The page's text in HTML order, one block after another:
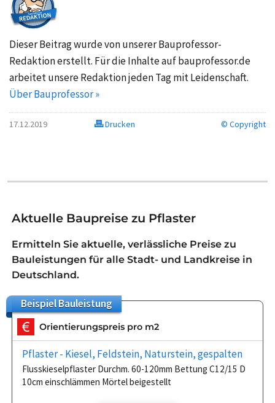
Dieser Beitrag wurde von unserer Bauprofessor-
Redaktion erstellt. Für die Inhalte auf bauprofessor.de
arbeitet unsere Redaktion jeden Tag mit Leidenschaft.
Über Bauprofessor »
17.12.2019 Drucken © Copyright
Aktuelle Baupreise zu Pflaster
Ermitteln Sie aktuelle, verlässliche Preise zu
Bauleistungen für alle Stadt- und Landkreise in
Deutschland.
BeispielBauleistung
Orientierungspreis pro m2
Pflaster - Kiesel, Feldstein, Naturstein, gespalten
Flusskieselpflaster Durchm. 60-120mm Bettung C12/15 D
10cm einschlämmen Mörtel beigestellt